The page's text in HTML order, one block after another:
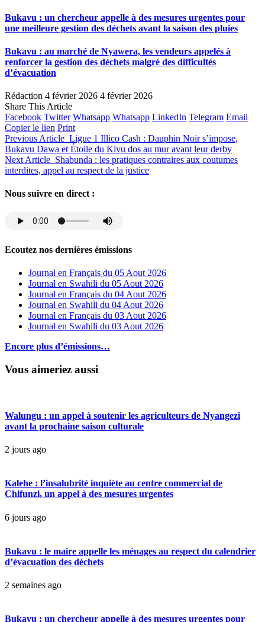
Bukavu : un chercheur appelle à des mesures urgentes pour
une meilleure gestion des déchets avant la saison des pluies
Bukavu : au marché de Nyawera, les vendeurs appelés à
renforcer la gestion des déchets malgré des difficultés
d’évacuation
Rédaction 4 février 2026 4 février 2026
Share This Article
Facebook Twitter Whatsapp Whatsapp LinkedIn Telegram Email
Copier le lien Print
Previous Article Ligue 1 Illico Cash : Dauphin Noir s’impose,
Bukavu Dawa et Étoile du Kivu dos au mur avant leur derby
Next Article Shabunda : les pratiques contraires aux coutumes
interdites, appel au respect de la justice
Nous suivre en direct :
Ecoutez nos dernières émissions
Journal en Français du 05 Aout 2026
Journal en Swahili du 05 Aout 2026
Journal en Français du 04 Aout 2026
Journal en Swahili du 04 Aout 2026
Journal en Français du 03 Aout 2026
Journal en Swahili du 03 Aout 2026
Encore plus d’émissions…
Vous aimeriez aussi
Walungu : un appel à soutenir les agriculteurs de Nyangezi
avant la prochaine saison culturale
2 jours ago
Kalehe : l’insalubrité inquiète au centre commercial de
Chifunzi, un appel à des mesures urgentes
6 jours ago
Bukavu : le maire appelle les ménages au respect du calendrier
d’évacuation des déchets
2 semaines ago
Bukavu : un chercheur appelle à des mesures urgentes pour